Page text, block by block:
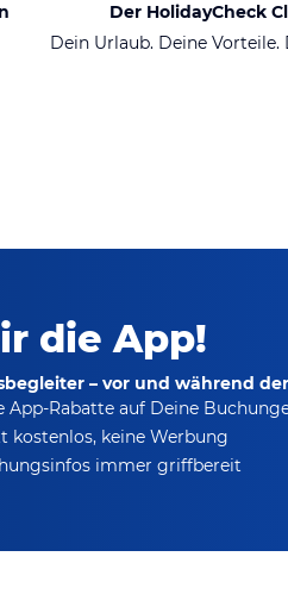
Der HolidayCheck
Dein Urlaub. Deine Vorteile.
die App!
– vor und während
App-Rabatteauf Deine
kostenlos, keine Werbung
immer griffbereit